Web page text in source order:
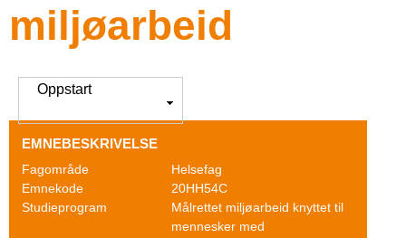
F
g
s
k
o
g
miljøarbeid
V
Oppstart
EMNEBESKRIVELSE
Fagområde
Helsefag
Emnekode
20HH54C
Studieprogram
Målrettet miljøarbeid knyttet til
mennesker med